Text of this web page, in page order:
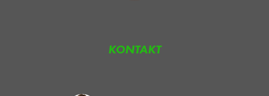
KONTAKT